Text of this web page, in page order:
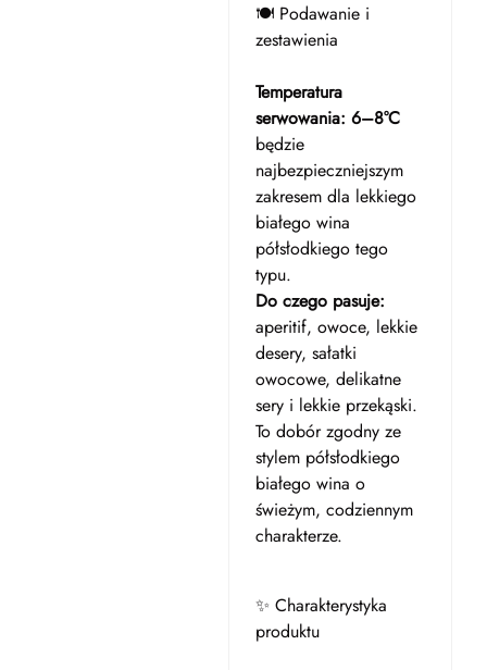
🍽️ Podawanie i
zestawienia
Temperatura
serwowania: 6–8°C
będzie
najbezpieczniejszym
zakresem dla lekkiego
białego wina
półsłodkiego tego
typu.
Do czego pasuje:
aperitif, owoce, lekkie
desery, sałatki
owocowe, delikatne
sery i lekkie przekąski.
To dobór zgodny ze
stylem półsłodkiego
białego wina o
świeżym, codziennym
charakterze.
✨ Charakterystyka
produktu